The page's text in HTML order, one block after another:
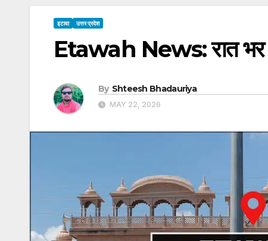
इटावा उत्तर प्रदेश
Etawah News: रात भर
By Shteesh Bhadauriya
MAY 22, 2026